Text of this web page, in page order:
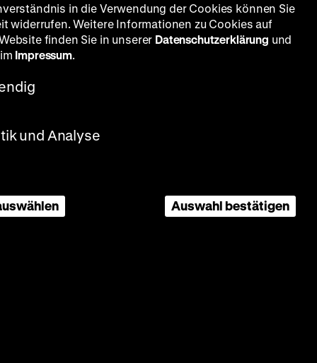
in die Verwendung der Cookies können Sie
widerrufen. Weitere Informationen zu Cookies auf
finden Sie in unserer Datenschutzerklärung und
Impressum.
und Analyse
Auswahl bestätigen